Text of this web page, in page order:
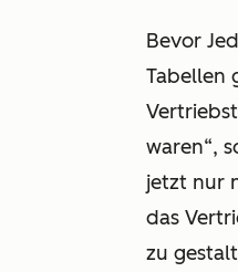
Bevor
Tabellen
waren“,
jetzt nur
das
zu